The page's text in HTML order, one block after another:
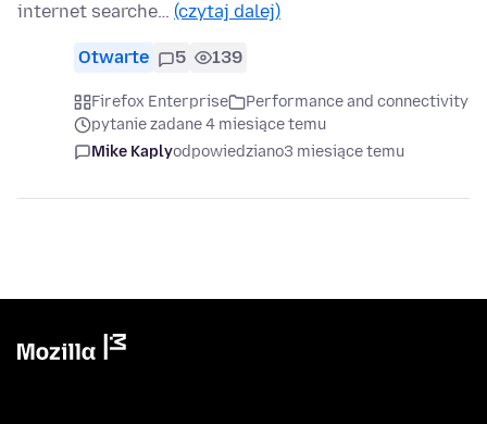
internet searche… (czytaj dalej)
Otwarte 5 139
Firefox Enterprise
Performance and connectivity
pytanie zadane 4 miesiące temu
Mike Kaplyodpowiedziano3 miesiące temu